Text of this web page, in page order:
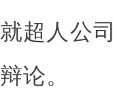
就超人公
辩论。